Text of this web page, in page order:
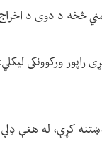
څخه د دوی د
راپور ورکوونکی
کړې، له هغې